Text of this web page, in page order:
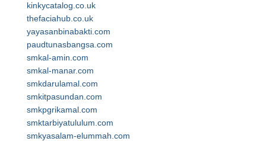
kinkycatalog.co.uk
thefaciahub.co.uk
yayasanbinabakti.com
paudtunasbangsa.com
smkal-amin.com
smkal-manar.com
smkdarulamal.com
smkitpasundan.com
smkpgrikamal.com
smktarbiyatululum.com
smkyasalam-elummah.com